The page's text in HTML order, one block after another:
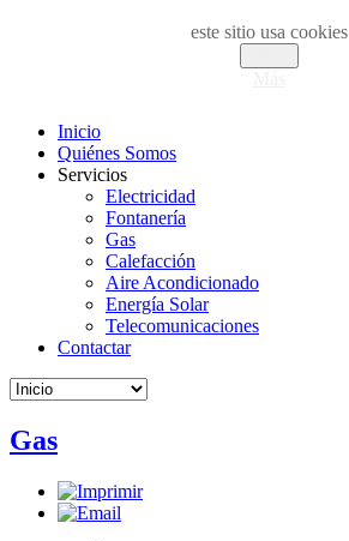
este sitio usa cookies
Inicio
Quiénes Somos
Servicios
Electricidad
Fontanería
Gas
Calefacción
Aire Acondicionado
Energía Solar
Telecomunicaciones
Contactar
Gas